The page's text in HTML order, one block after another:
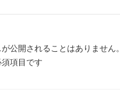
公開されることはありません。
項目です